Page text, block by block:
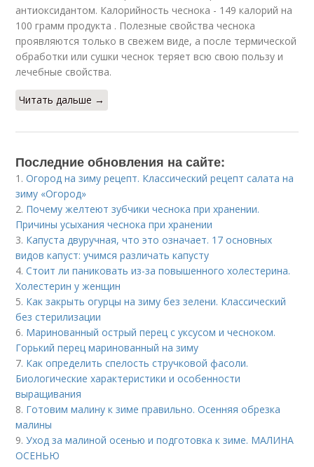
антиоксидантом. Калорийность чеснока - 149 калорий на
100 грамм продукта . Полезные свойства чеснока
проявляются только в свежем виде, а после термической
обработки или сушки чеснок теряет всю свою пользу и
лечебные свойства.
Читать дальше →
Последние обновления на сайте:
1.Огород на зиму рецепт. Классический рецепт салата на
зиму «Огород»
2. Почему желтеют зубчики чеснока при хранении.
Причины усыхания чеснока при хранении
3. Капуста двуручная, что это означает. 17 основных
видов капуст: учимся различать капусту
4.Стоит ли паниковать из-за повышенного холестерина.
Холестерин у женщин
5. Как закрыть огурцы на зиму без зелени. Классический
без стерилизации
6. Маринованный острый перец с уксусом и чесноком.
Горький перец маринованный на зиму
7. Как определить спелость стручковой фасоли.
Биологические характеристики и особенности
выращивания
8. Готовим малину к зиме правильно. Осенняя обрезка
малины
9.Уход за малиной осенью и подготовка к зиме. МАЛИНА
ОСЕНЬЮ